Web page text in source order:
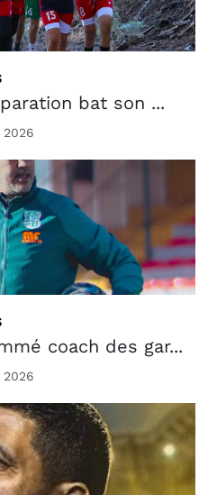
bat son ...
coach des gar...